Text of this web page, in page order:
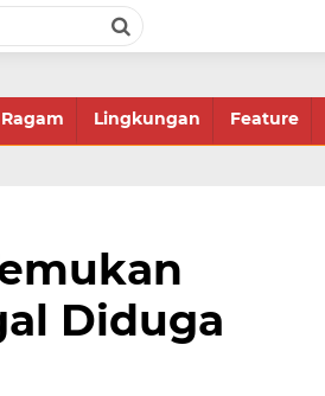
Ragam Lingkungan Feature
Diduga